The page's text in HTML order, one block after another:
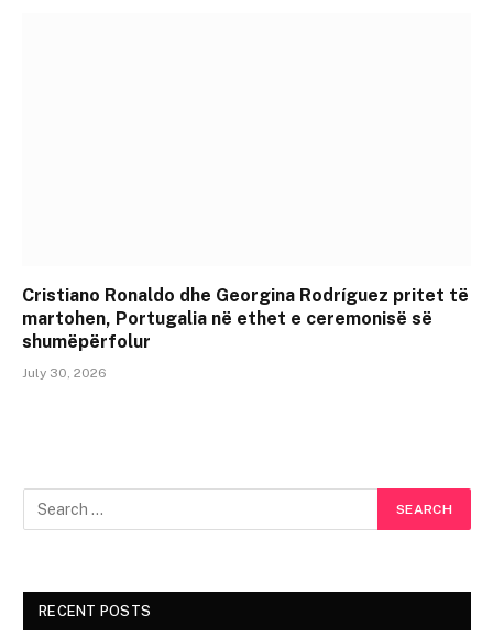
Cristiano Ronaldo dhe Georgina Rodríguez pritet të
martohen, Portugalia në ethet e ceremonisë së
shumëpërfolur
July 30, 2026
RECENT POSTS